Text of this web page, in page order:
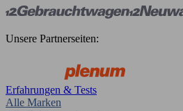
Unsere Partnerseiten:
Erfahrungen & Tests
Alle Marken